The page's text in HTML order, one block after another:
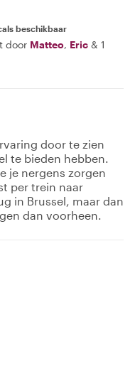
beschikbaar
door Matteo, Eric & 1
door te zien
te bieden hebben.
je nergens zorgen
per trein naar
in Brussel, maar dan
dan voorheen.